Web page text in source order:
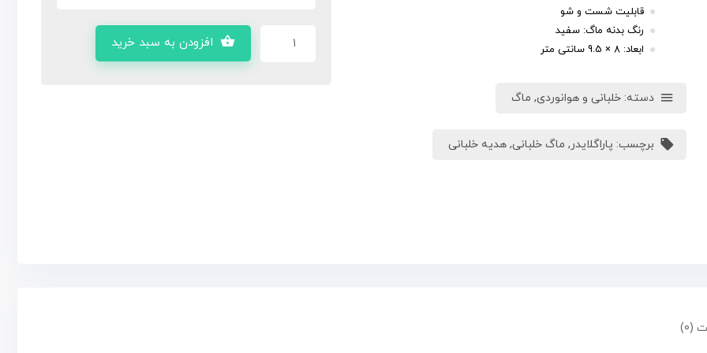
قابلیت شست و شو
رنگ بدنه ماگ: سفید
ابعاد: 8 × 9.5 سانتی متر
دسته: خلبانی و هوانوردی, ماگ
برچسب: پاراگلایدر, ماگ خلبانی, هدیه خلبانی
افزودن به سبد خرید
(0)